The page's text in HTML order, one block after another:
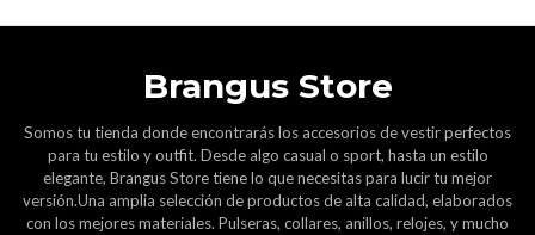
Brangus Store
Somos tu tienda donde encontrarás los accesorios de vestir perfectos
para tu estilo y outfit. Desde algo casual o sport, hasta un estilo
elegante, Brangus Store tiene lo que necesitas para lucir tu mejor
versión.Una amplia selección de productos de alta calidad, elaborados
con los mejores materiales. Pulseras, collares, anillos, relojes, y mucho